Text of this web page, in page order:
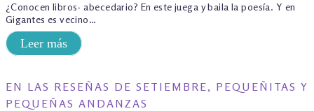
¿Conocen libros- abecedario? En este juega y baila la poesía. Y en
Gigantes es vecino…
Leer más
EN LAS RESEÑAS DE SETIEMBRE, PEQUEÑITAS Y
PEQUEÑAS ANDANZAS